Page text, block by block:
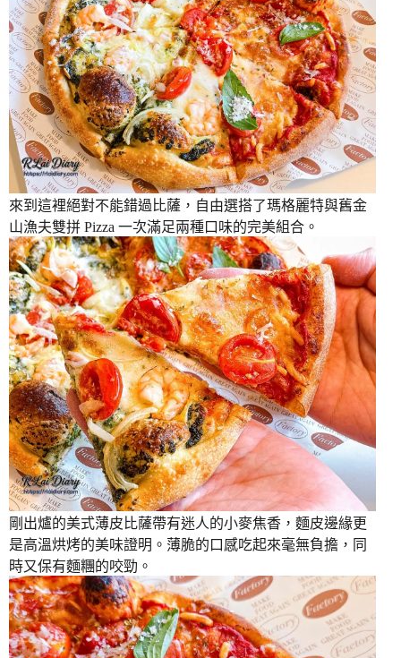
來到這裡絕對不能錯過比薩，自由選搭了瑪格麗特與舊金
山漁夫雙拼 Pizza 一次滿足兩種口味的完美組合。
剛出爐的美式薄皮比薩帶有迷人的小麥焦香，麵皮邊緣更
是高溫烘烤的美味證明。薄脆的口感吃起來毫無負擔，同
時又保有麵糰的咬勁。